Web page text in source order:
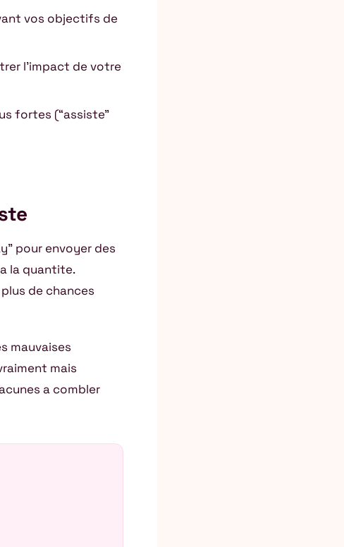
vos objectifs de
l’impact de votre
fortes (“assiste”
pour envoyer des
la quantite.
de chances
mauvaises
mais
a combler